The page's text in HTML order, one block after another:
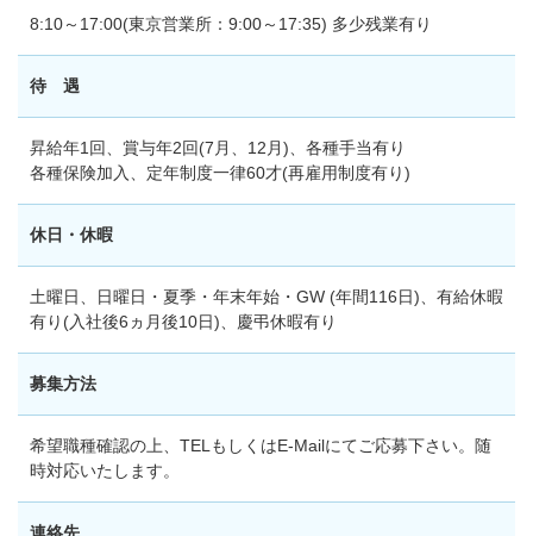
8:10～17:00(東京営業所：9:00～17:35) 多少残業有り
待 遇
昇給年1回、賞与年2回(7月、12月)、各種手当有り
各種保険加入、定年制度一律60才(再雇用制度有り)
休日・休暇
土曜日、日曜日・夏季・年末年始・GW (年間116日)、有給休暇
有り(入社後6ヵ月後10日)、慶弔休暇有り
募集方法
希望職種確認の上、TELもしくはE-Mailにてご応募下さい。随
時対応いたします。
連絡先